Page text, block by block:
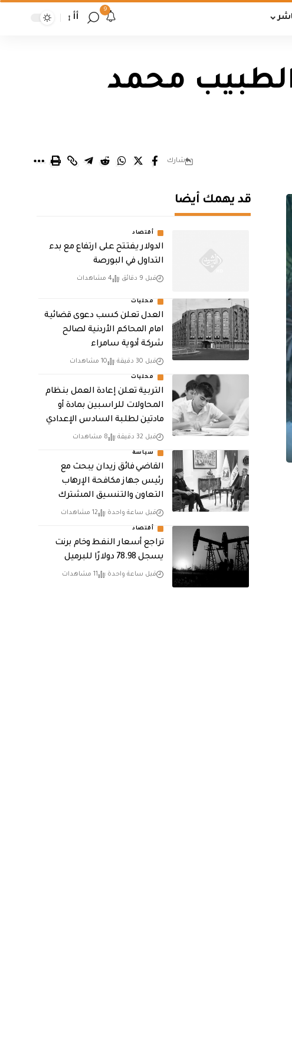
9
أأ
الطبيب محمد
شارك
قد يهمك أيضا
أقتصاد
الدولار يفتتح على ارتفاع مع بدء
التداول في البورصة
قبل 9 دقائق 4 مشاهدات
محليات
العدل تعلن كسب دعوى قضائية
امام المحاكم الأردنية لصالح
شركة أدوية سامراء
قبل 30 دقيقة 10 مشاهدات
محليات
التربية تعلن إعادة العمل بنظام
المحاولات للراسبين بمادة أو
مادتين لطلبة السادس الإعدادي
قبل 32 دقيقة 8 مشاهدات
سياسة
القاضي فائق زيدان يبحث مع
رئيس جهاز مكافحة الإرهاب
التعاون والتنسيق المشترك
قبل ساعة واحدة 12 مشاهدات
أقتصاد
تراجع أسعار النفط وخام برنت
يسجل 78.98 دولارًا للبرميل
قبل ساعة واحدة 11 مشاهدات